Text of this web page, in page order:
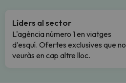
Líders al sector
L'agència número 1 en viatges
d'esquí. Ofertes exclusives que no
veuràs en cap altre lloc.